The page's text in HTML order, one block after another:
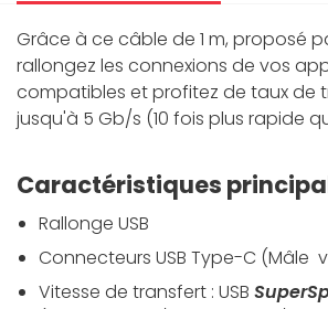
Grâce à ce câble de 1 m, proposé
rallongez les connexions de vos
compatibles et profitez de taux de
jusqu'à 5 Gb/s (10 fois plus rapide
Caractéristiques
Rallonge USB
Connecteurs USB Type-C (Mâle
Vitesse de transfert : USB